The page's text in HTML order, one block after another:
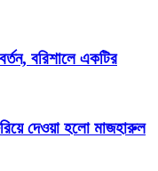
বরিশালে একটির
দেওয়া হলো মাজহারুল